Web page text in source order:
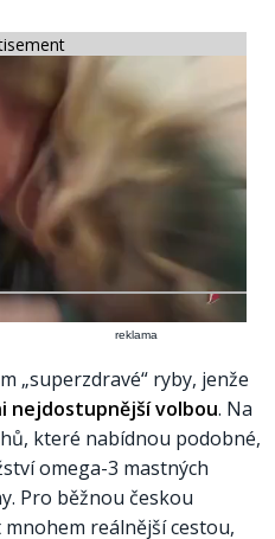
reklama
„superzdravé“ ryby, jenže
nejdostupnější volbou. Na
které nabídnou podobné,
omega-3 mastných
Pro běžnou českou
reálnější cestou,